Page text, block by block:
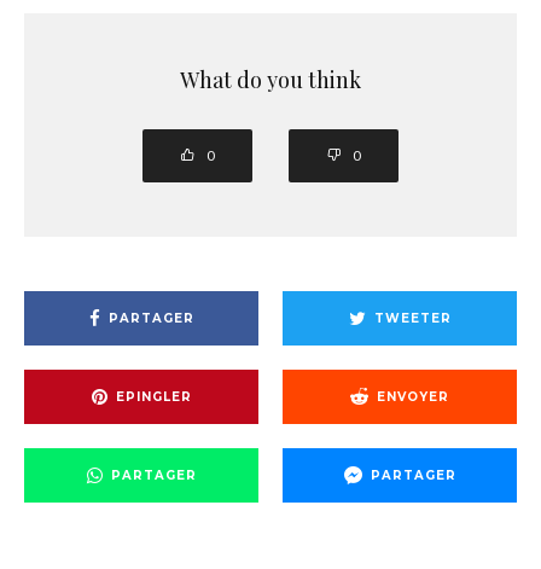
What do you think
0 0
PARTAGER TWEETER
EPINGLER ENVOYER
PARTAGER PARTAGER